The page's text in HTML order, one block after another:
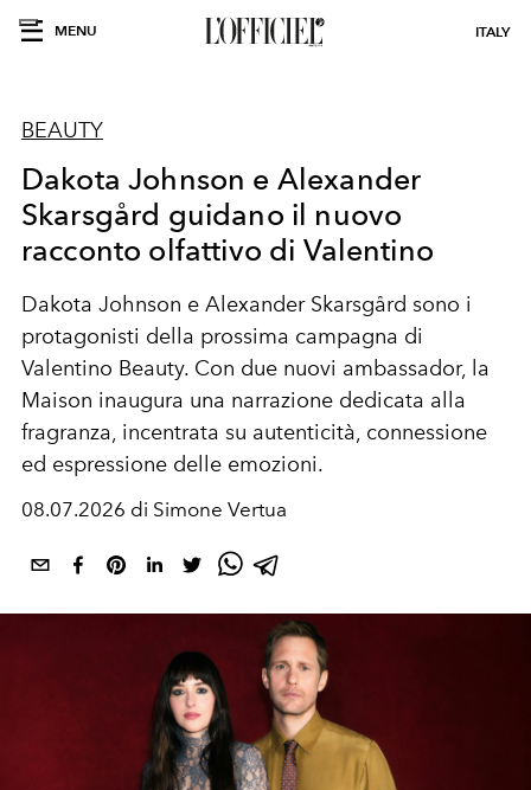
MENU ITALY
BEAUTY
Dakota Johnson e Alexander
Skarsgård guidano il nuovo
racconto olfattivo di Valentino
Dakota Johnson e Alexander Skarsgård sono i
protagonisti della prossima campagna di
Valentino Beauty. Con due nuovi ambassador, la
Maison inaugura una narrazione dedicata alla
fragranza, incentrata su autenticità, connessione
ed espressione delle emozioni.
08.07.2026 di Simone Vertua